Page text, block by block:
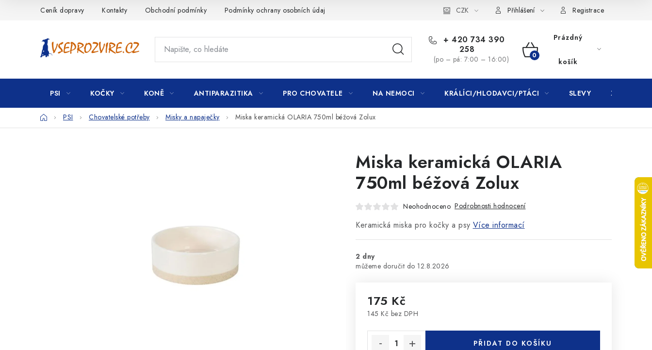
Ceník dopravy Kontakty Obchodní podmínky Podmínky ochrany osobních údajů CZK Přihlášení Registrace
+ 420 734 390
258
(po – pá: 7:00 – 16:00)
NÁKUPNÍ
KOŠÍK
Prázdný
košík
PSI KOČKY KONĚ ANTIPARAZITIKA PRO CHOVATELE NA NEMOCI KRÁLÍCI/HLODAVCI/PTÁCI SLEVY ZNAČKY
DomůPSI Chovatelské potřeby Misky a napaječky Miska keramická OLARIA 750ml béžová Zolux
Miska keramická OLARIA
750ml béžová Zolux
Neohodnoceno Podrobnosti hodnocení
Keramická miska pro kočky a psy Více informací
2 dny
12.8.2026
175 Kč
145 Kč bez DPH
PŘIDAT DO KOŠÍKU